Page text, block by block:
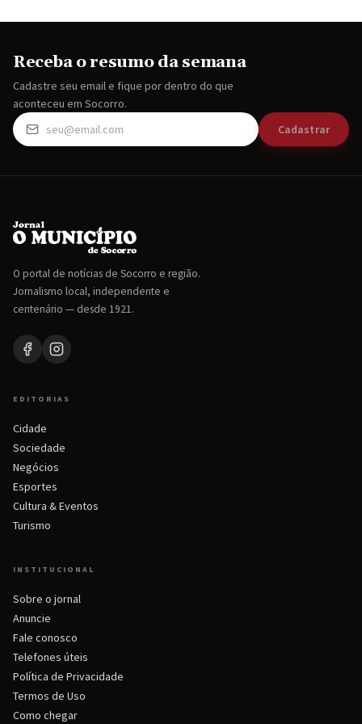
Receba o resumo da semana
Cadastre seu email e fique por dentro do que
aconteceu em Socorro.
Cadastrar
O portal de notícias de Socorro e região.
Jornalismo local, independente e
centenário — desde 1921.
EDITORIAS
Cidade
Sociedade
Negócios
Esportes
Cultura & Eventos
Turismo
INSTITUCIONAL
Sobre o jornal
Anuncie
Fale conosco
Telefones úteis
Política de Privacidade
Termos de Uso
Como chegar